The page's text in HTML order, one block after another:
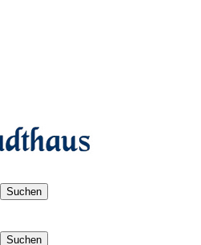
Suchen
Suchen